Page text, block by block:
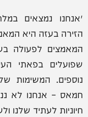
״אנחנו נמצאים
הזירה בעזה היא
המאמצים לפעולה
שפועלים בפאתי
נוספים. המשימות
חמאס – אנחנו לא
חיוניות לעתיד